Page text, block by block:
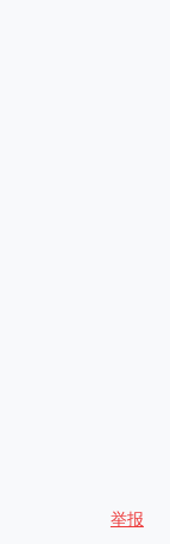
举报